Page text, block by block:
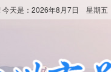
天是： 2026年8月7日 星期五